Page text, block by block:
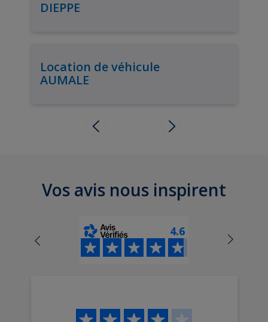
DIEPPE
Location de véhicule
AUMALE
Vos avis nous inspirent
4.6